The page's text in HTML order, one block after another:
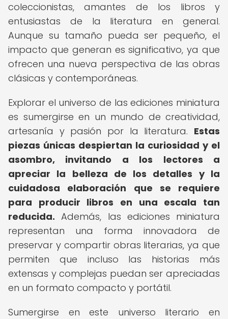
coleccionistas, amantes de los libros y
entusiastas de la literatura en general.
Aunque su tamaño pueda ser pequeño, el
impacto que generan es significativo, ya que
ofrecen una nueva perspectiva de las obras
clásicas y contemporáneas.
Explorar el universo de las ediciones miniatura
es sumergirse en un mundo de creatividad,
artesanía y pasión por la literatura. Estas
piezas únicas despiertan la curiosidad y el
asombro, invitando a los lectores a
apreciar la belleza de los detalles y la
cuidadosa elaboración que se requiere
para producir libros en una escala tan
reducida. Además, las ediciones miniatura
representan una forma innovadora de
preservar y compartir obras literarias, ya que
permiten que incluso las historias más
extensas y complejas puedan ser apreciadas
en un formato compacto y portátil.
Sumergirse en este universo literario en